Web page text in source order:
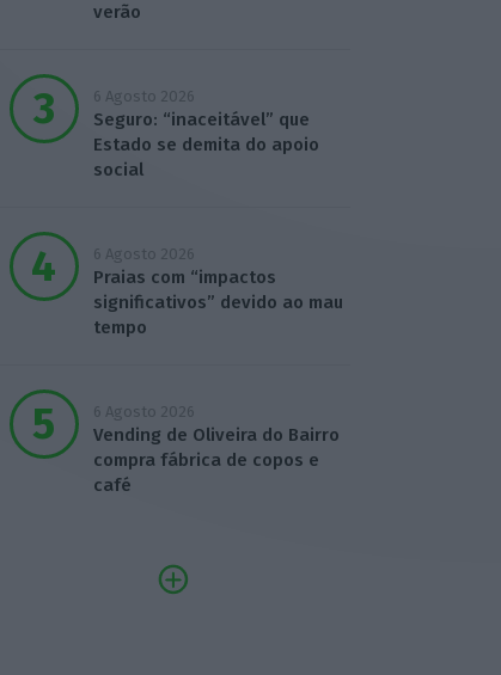
verão
6 Agosto 2026
Seguro: “inaceitável” que
Estado se demita do apoio
social
6 Agosto 2026
Praias com “impactos
significativos” devido ao mau
tempo
6 Agosto 2026
Vending de Oliveira do Bairro
compra fábrica de copos e
café